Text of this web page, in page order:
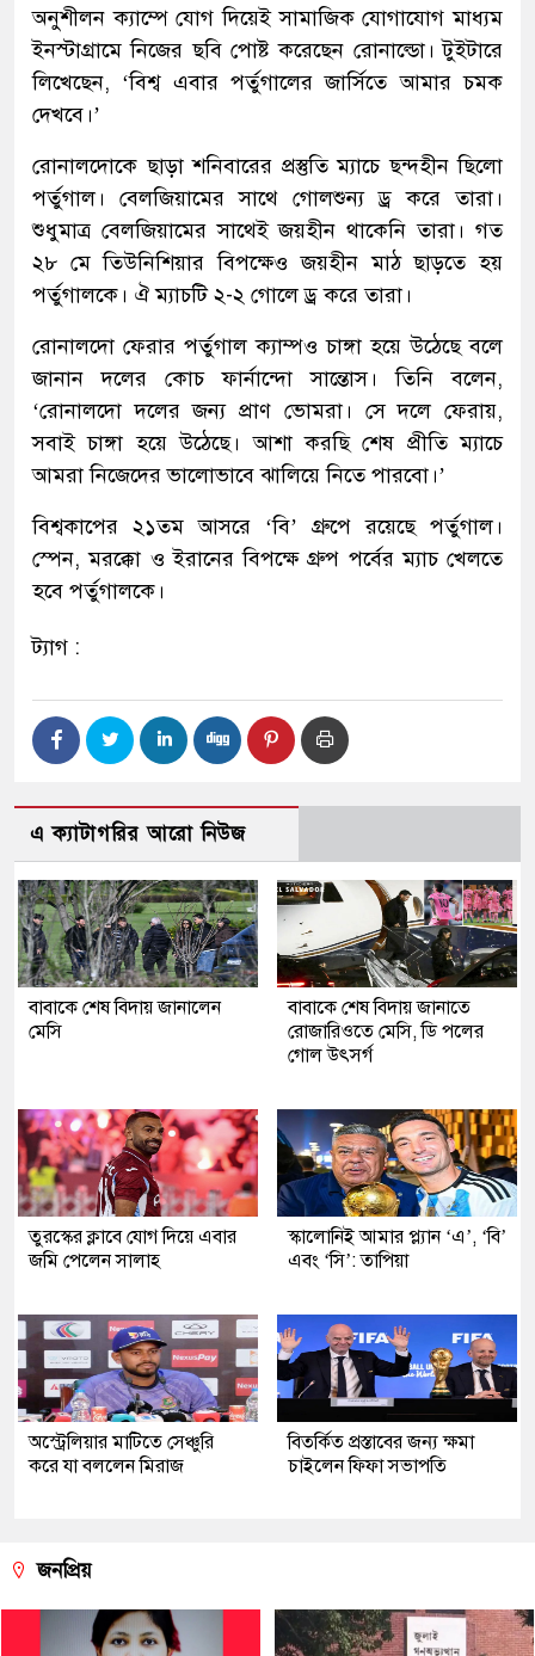
অনুশীলন ক্যাম্পে যোগ দিয়েই সামাজিক যোগাযোগ মাধ্যম
ইনস্টাগ্রামে নিজের ছবি পোষ্ট করেছেন রোনাল্ডো। টুইটারে
লিখেছেন, ‘বিশ্ব এবার পর্তুগালের জার্সিতে আমার চমক
দেখবে।’
রোনালদোকে ছাড়া শনিবারের প্রস্তুতি ম্যাচে ছন্দহীন ছিলো
পর্তুগাল। বেলজিয়ামের সাথে গোলশুন্য ড্র করে তারা।
শুধুমাত্র বেলজিয়ামের সাথেই জয়হীন থাকেনি তারা। গত
২৮ মে তিউনিশিয়ার বিপক্ষেও জয়হীন মাঠ ছাড়তে হয়
পর্তুগালকে। ঐ ম্যাচটি ২-২ গোলে ড্র করে তারা।
রোনালদো ফেরার পর্তুগাল ক্যাম্পও চাঙ্গা হয়ে উঠেছে বলে
জানান দলের কোচ ফার্নান্দো সান্তোস। তিনি বলেন,
‘রোনালদো দলের জন্য প্রাণ ভোমরা। সে দলে ফেরায়,
সবাই চাঙ্গা হয়ে উঠেছে। আশা করছি শেষ প্রীতি ম্যাচে
আমরা নিজেদের ভালোভাবে ঝালিয়ে নিতে পারবো।’
বিশ্বকাপের ২১তম আসরে ‘বি’ গ্রুপে রয়েছে পর্তুগাল।
স্পেন, মরক্কো ও ইরানের বিপক্ষে গ্রুপ পর্বের ম্যাচ খেলতে
হবে পর্তুগালকে।
ট্যাগ :
এ ক্যাটাগরির আরো নিউজ
বাবাকে শেষ বিদায় জানালেন
মেসি
বাবাকে শেষ বিদায় জানাতে
রোজারিওতে মেসি, ডি পলের
গোল উৎসর্গ
তুরস্কের ক্লাবে যোগ দিয়ে এবার
জমি পেলেন সালাহ
স্কালোনিই আমার প্ল্যান ‘এ’, ‘বি’
এবং ‘সি’: তাপিয়া
অস্ট্রেলিয়ার মাটিতে সেঞ্চুরি
করে যা বললেন মিরাজ
বিতর্কিত প্রস্তাবের জন্য ক্ষমা
চাইলেন ফিফা সভাপতি
জনপ্রিয়